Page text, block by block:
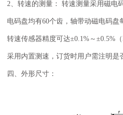
2、转速的测量： 转速测量采用磁电
电码盘均有60个齿，轴带动磁电码盘
转速传感器精度可达±0.1%～±0.5%
采用内置测速，订货时用户需注明是
四、外形尺寸：